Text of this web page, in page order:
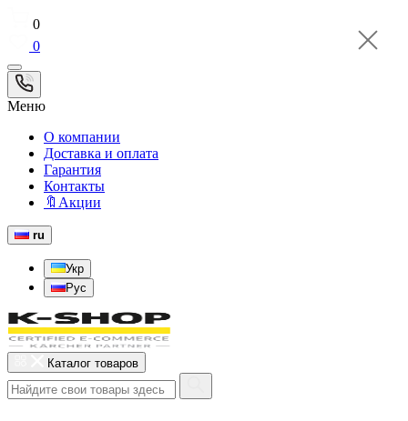
0
0
Меню
О компании
Доставка и оплата
Гарантия
Контакты
🔖Акции
ru
Укр
Рус
Каталог товаров